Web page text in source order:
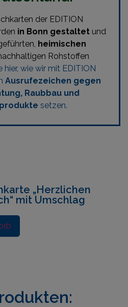
der EDITION
in Bonn gestaltetund
heimischen
Rohstoffen
hier, wie wir mit EDITION
Ausrufezeichen gegen
Raubbau und
setzen.
„Herzlichen
mit Umschlag